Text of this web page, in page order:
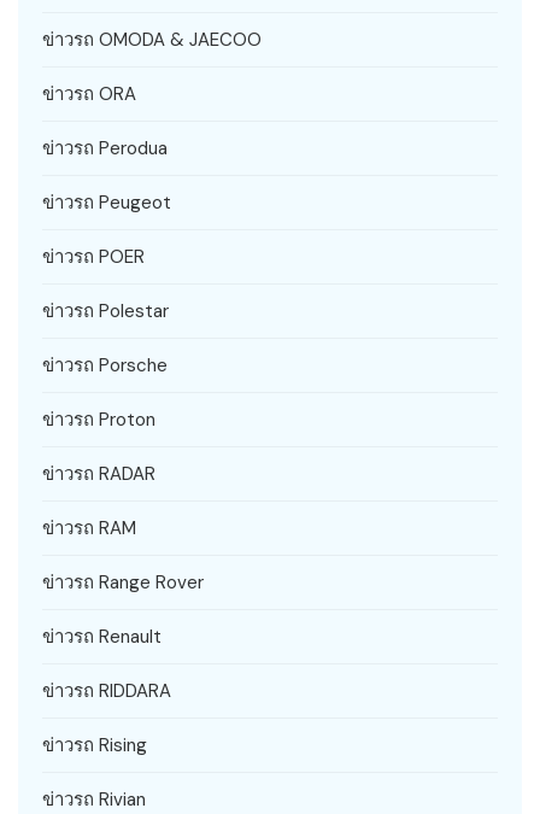
ข่าวรถ OMODA & JAECOO
ข่าวรถ ORA
ข่าวรถ Perodua
ข่าวรถ Peugeot
ข่าวรถ POER
ข่าวรถ Polestar
ข่าวรถ Porsche
ข่าวรถ Proton
ข่าวรถ RADAR
ข่าวรถ RAM
ข่าวรถ Range Rover
ข่าวรถ Renault
ข่าวรถ RIDDARA
ข่าวรถ Rising
ข่าวรถ Rivian